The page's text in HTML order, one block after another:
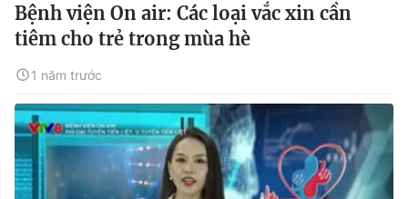
Bệnh viện On air: Các loại vắc xin cần
tiêm cho trẻ trong mùa hè
1 năm trước